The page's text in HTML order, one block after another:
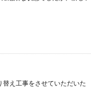
え工事をさせていただいた